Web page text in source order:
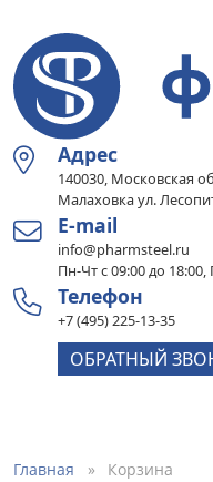
Адрес
140030, Московская
Малаховка ул.
E-mail
info@pharmsteel.ru
Пн-Чт с 09:00 до 18:00,
Телефон
+7 (495) 225-13-35
ОБРАТНЫЙ
Главная Корзина